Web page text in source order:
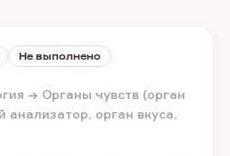
Не выполнено
→ Органы чувств (орган
анализатор, орган вкуса,